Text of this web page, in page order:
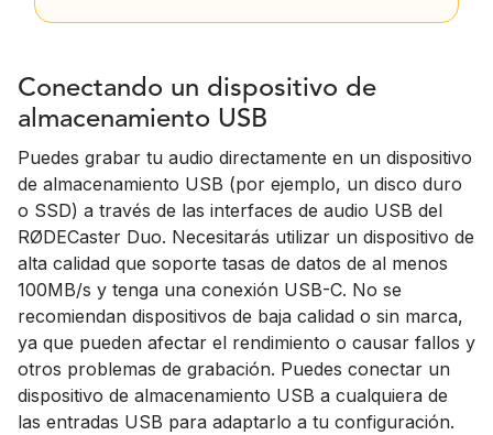
Conectando un dispositivo de
almacenamiento USB
Puedes grabar tu audio directamente en un dispositivo
de almacenamiento USB (por ejemplo, un disco duro
o SSD) a través de las interfaces de audio USB del
RØDECaster Duo. Necesitarás utilizar un dispositivo de
alta calidad que soporte tasas de datos de al menos
100MB/s y tenga una conexión USB-C. No se
recomiendan dispositivos de baja calidad o sin marca,
ya que pueden afectar el rendimiento o causar fallos y
otros problemas de grabación. Puedes conectar un
dispositivo de almacenamiento USB a cualquiera de
las entradas USB para adaptarlo a tu configuración.